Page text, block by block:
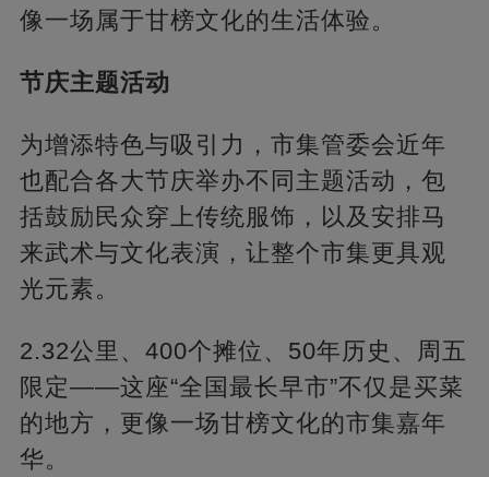
像一场属于甘榜文化的生活体验。
节庆主题活动
为增添特色与吸引力，市集管委会近年
也配合各大节庆举办不同主题活动，包
括鼓励民众穿上传统服饰，以及安排马
来武术与文化表演，让整个市集更具观
光元素。
2.32公里、400个摊位、50年历史、周五
限定——这座“全国最长早市”不仅是买菜
的地方，更像一场甘榜文化的市集嘉年
华。